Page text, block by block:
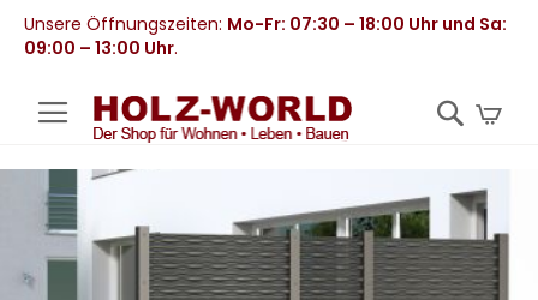
Unsere Öffnungszeiten: Mo-Fr: 07:30 – 18:00 Uhr und Sa:
09:00 – 13:00 Uhr.